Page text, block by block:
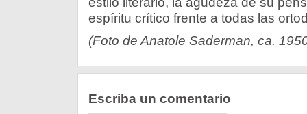
espíritu crítico frente a todas las
(Foto de Anatole Saderman, ca.
Escriba un comentario